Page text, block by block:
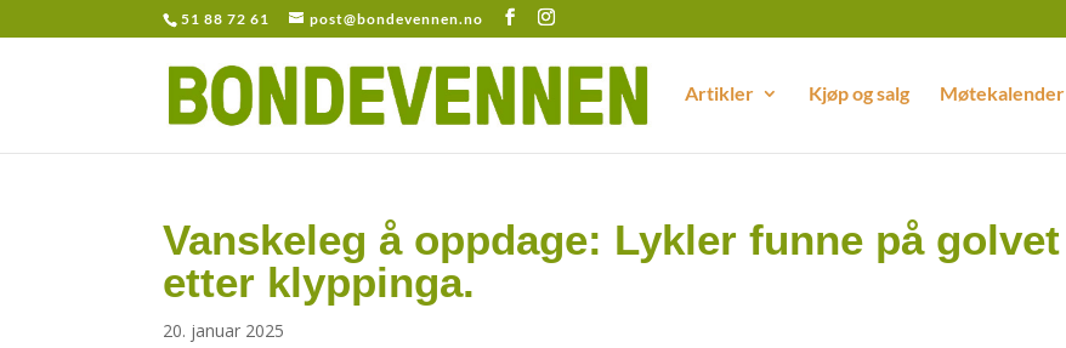
51 88 72 61 post@bondevennen.no
Artikler Kjøp og salg Møtekalender
Vanskeleg å oppdage: Lykler funne på golvet
etter klyppinga.
20. januar 2025